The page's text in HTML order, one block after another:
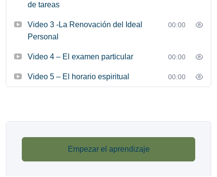
de tareas
Video 3 -La Renovación del Ideal
Personal
00:00
Video 4 – El examen particular 00:00
Video 5 – El horario espiritual 00:00
Empezar el aprendizaje